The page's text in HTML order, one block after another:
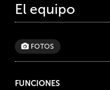
El equipo
FOTOS
FUNCIONES